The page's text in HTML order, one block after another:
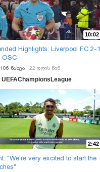
10:02
Highlights: Liverpool FC 2-1
OSC
106 ნახვა 22 დღის წინ
UEFAChampionsLeague
2:42
"We're very excited to start the